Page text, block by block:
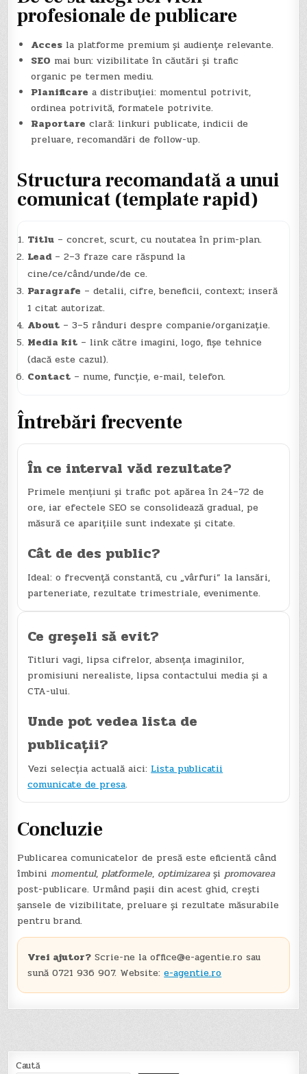
profesionale de publicare
Acces la platforme premium și audiențe relevante.
SEO mai bun: vizibilitate în căutări și trafic
organic pe termen mediu.
Planificare a distribuției: momentul potrivit,
ordinea potrivită, formatele potrivite.
Raportare clară: linkuri publicate, indicii de
preluare, recomandări de follow-up.
Structura recomandată a unui
comunicat (template rapid)
Titlu – concret, scurt, cu noutatea în prim-plan.
Lead– 2–3 fraze care răspund la
cine/ce/când/unde/de ce.
Paragrafe – detalii, cifre, beneficii, context; inseră
1 citat autorizat.
About – 3–5 rânduri despre companie/organizație.
Media kit – link către imagini, logo, fișe tehnice
(dacă este cazul).
Contact – nume, funcție, e-mail, telefon.
Întrebări frecvente
În ce interval văd rezultate?
Primele mențiuni și trafic pot apărea în 24–72 de
ore, iar efectele SEO se consolidează gradual, pe
măsură ce aparițiile sunt indexate și citate.
Cât de des public?
Ideal: o frecvență constantă, cu „vârfuri” la lansări,
parteneriate, rezultate trimestriale, evenimente.
Ce greșeli să evit?
Titluri vagi, lipsa cifrelor, absența imaginilor,
promisiuni nerealiste, lipsa contactului media și a
CTA-ului.
Unde pot vedea lista de
publicații?
Vezi selecția actuală aici: Lista publicatii
comunicate de presa.
Concluzie
Publicarea comunicatelor de presă este eficientă când
îmbinimomentul,platformele, optimizareașipromovarea
post-publicare. Urmând pașii din acest ghid, crești
șansele de vizibilitate, preluare și rezultate măsurabile
pentru brand.
Vrei ajutor? Scrie-ne laoffice@e-agentie.ro sau
sună 0721 936 907. Website:e-agentie.ro
Caută